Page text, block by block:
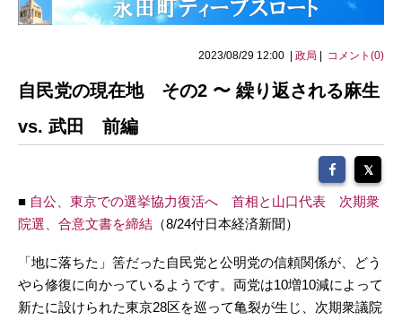
2023/08/29 12:00 | 政局 コメント(0)
自民党の現在地 その2 〜 繰り返される麻生
vs. 武田 前編
■ 自公、東京での選挙協力復活へ 首相と山口代表 次期衆
院選、合意文書を締結 （8/24付日本経済新聞）
「地に落ちた」筈だった自民党と公明党の信頼関係が、どう
やら修復に向かっているようです。両党は10増10減によって
新たに設けられた東京28区を巡って亀裂が生じ、次期衆議院